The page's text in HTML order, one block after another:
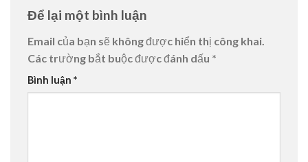
Để lại một bình luận
Email của bạn sẽ không được hiển thị công khai.
Các trường bắt buộc được đánh dấu *
Bình luận *